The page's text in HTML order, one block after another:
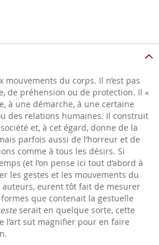
mouvements du corps. Il n’est pas
de préhension ou de protection. Il «
à une démarche, à une certaine
des relations humaines. Il construit
et, à cet égard, donne de la
parfois aussi de l’horreur et de
comme à tous les désirs. Si
(et l’on pense ici tout d’abord à
les gestes et les mouvements du
auteurs, eurent tôt fait de mesurer
que contenait la gestuelle
serait en quelque sorte, cette
l’art sut magnifier pour en faire